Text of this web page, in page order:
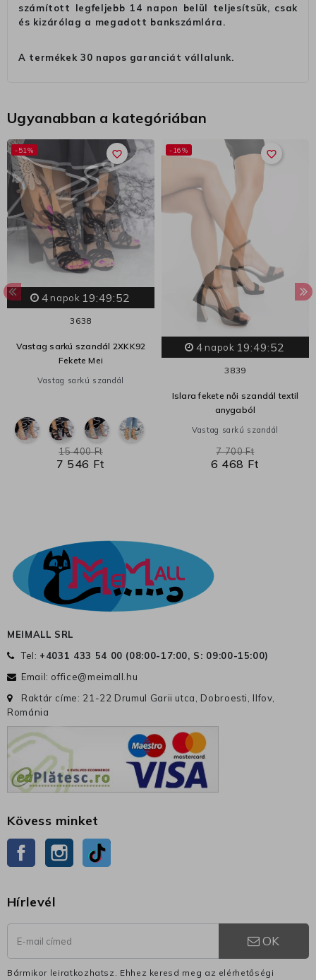
számított legfeljebb 14 napon belül teljesítsük, csak
és kizárólag a megadott bankszámlára.
A termékek 30 napos garanciát vállalunk.
Ugyanabban a kategóriában
favorite_border
-51%
4 napok 19:49:52
3638
Vastag sarkú szandál 2XKK92
Fekete Mei
Vastag sarkú szandál
7 546 Ft
15 400 Ft
favorite_border
-16%
4 napok 19:49:52
3839
Islara fekete női szandál textil
anygaból
Vastag sarkú szandál
6 468 Ft
7 700 Ft
MEIMALL SRL
Tel: +4031 433 54 00 (08:00-17:00, S: 09:00-15:00)
Email: office@meimall.hu
Raktár címe: 21-22 Drumul Garii utca, Dobroesti, Ilfov,
Románia
Kövess minket
Facebook Instagram
Hírlevél
OK
Bármikor leiratkozhatsz. Ehhez keresd meg az elérhetőségi